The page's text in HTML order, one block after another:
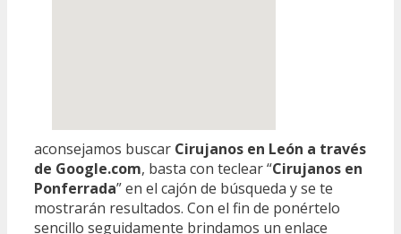
aconsejamos buscar Cirujanos en León a través
de Google.com, basta con teclear “Cirujanos en
Ponferrada” en el cajón de búsqueda y se te
mostrarán resultados. Con el fin de ponértelo
sencillo seguidamente brindamos un enlace